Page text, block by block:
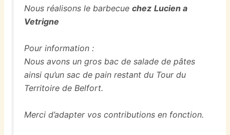
Nous réalisons le barbecuechez Lucien a
Vetrigne
Pour information :
Nous avons un gros bac de salade de pâtes
ainsi qu’un sac de pain restant du Tour du
Territoire de Belfort.
Merci d’adapter vos contributions en fonction.